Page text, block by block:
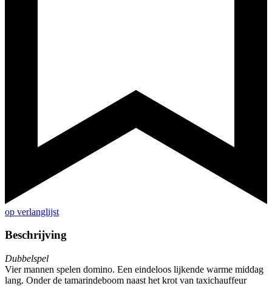
op verlanglijst
Beschrijving
Dubbelspel
Vier mannen spelen domino. Een eindeloos lijkende warme middag
lang. Onder de tamarindeboom naast het krot van taxichauffeur